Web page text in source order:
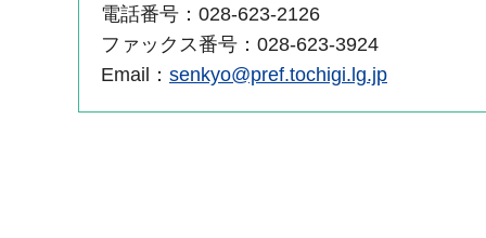
電話番号：028-623-2126
ファックス番号：028-623-3924
Email： senkyo@pref.tochigi.lg.jp